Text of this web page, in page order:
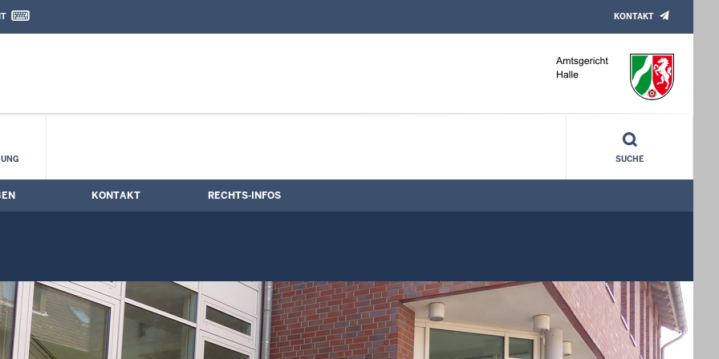
Kontaktformular
KONTAKT
SUCHE
KONTAKT RECHTS-INFOS